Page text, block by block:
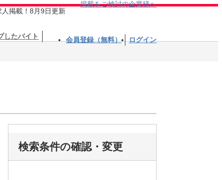
人掲載！8月9日更新
掲載をご検討の企業様へ
したバイト 会員登録（無料） ログイン
検索条件の確認・変更